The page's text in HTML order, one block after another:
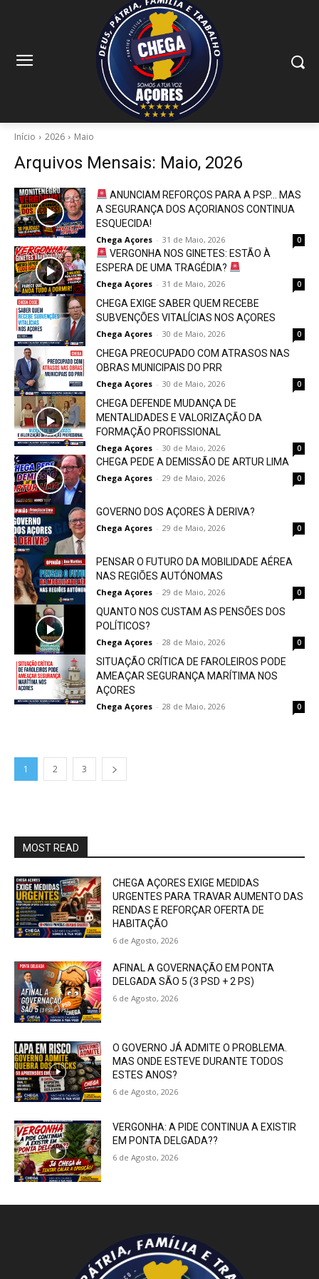
Início 2026 Maio
Arquivos Mensais: Maio, 2026
ANUNCIAM REFORÇOS PARA A PSP… MAS
A SEGURANÇA DOS AÇORIANOS CONTINUA
ESQUECIDA!
Chega Açores - 31 de Maio, 2026 0
VERGONHA NOS GINETES: ESTÃO À
ESPERA DE UMA TRAGÉDIA?
Chega Açores - 31 de Maio, 2026 0
CHEGA EXIGE SABER QUEM RECEBE
SUBVENÇÕES VITALÍCIAS NOS AÇORES
Chega Açores - 30 de Maio, 2026 0
CHEGA PREOCUPADO COM ATRASOS NAS
OBRAS MUNICIPAIS DO PRR
Chega Açores - 30 de Maio, 2026 0
CHEGA DEFENDE MUDANÇA DE
MENTALIDADES E VALORIZAÇÃO DA
FORMAÇÃO PROFISSIONAL
Chega Açores - 30 de Maio, 2026 0
CHEGA PEDE A DEMISSÃO DE ARTUR LIMA
Chega Açores - 29 de Maio, 2026 0
GOVERNO DOS AÇORES À DERIVA?
Chega Açores - 29 de Maio, 2026 0
PENSAR O FUTURO DA MOBILIDADE AÉREA
NAS REGIÕES AUTÓNOMAS
Chega Açores - 29 de Maio, 2026 0
QUANTO NOS CUSTAM AS PENSÕES DOS
POLÍTICOS?
Chega Açores - 28 de Maio, 2026 0
SITUAÇÃO CRÍTICA DE FAROLEIROS PODE
AMEAÇAR SEGURANÇA MARÍTIMA NOS
AÇORES
Chega Açores - 28 de Maio, 2026 0
1 2 3
MOST READ
CHEGA AÇORES EXIGE MEDIDAS
URGENTES PARA TRAVAR AUMENTO DAS
RENDAS E REFORÇAR OFERTA DE
HABITAÇÃO
6 de Agosto, 2026
AFINAL A GOVERNAÇÃO EM PONTA
DELGADA SÃO 5 (3 PSD + 2 PS)
6 de Agosto, 2026
O GOVERNO JÁ ADMITE O PROBLEMA.
MAS ONDE ESTEVE DURANTE TODOS
ESTES ANOS?
6 de Agosto, 2026
VERGONHA: A PIDE CONTINUA A EXISTIR
EM PONTA DELGADA??
6 de Agosto, 2026